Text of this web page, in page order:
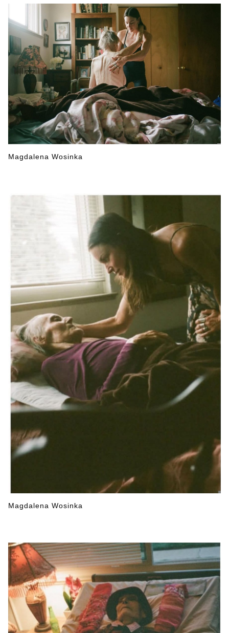
Magdalena Wosinka
Magdalena Wosinka